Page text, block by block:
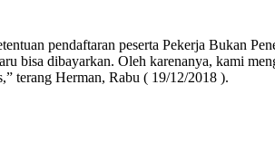
pendaftaran peserta Pekerja Bukan
bisa dibayarkan. Oleh karenanya, kami
terang Herman, Rabu ( 19/12/2018 ).